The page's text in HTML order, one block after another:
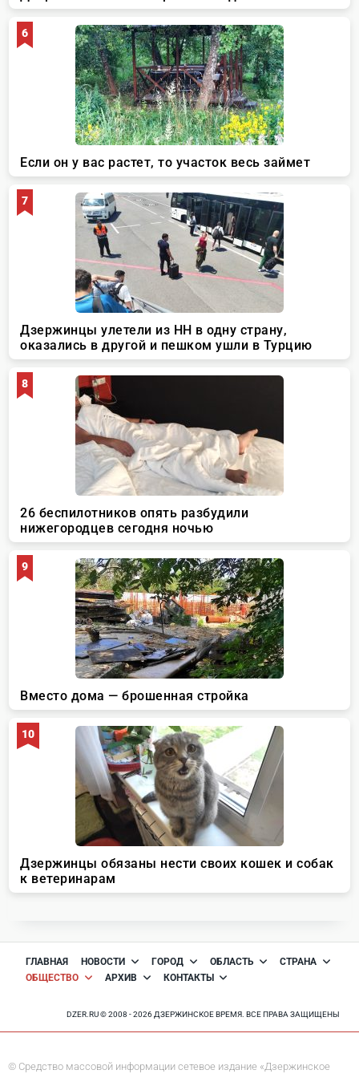
ГЛАВНАЯ НОВОСТИ ГОРОД ОБЛАСТЬ
СТРАНА
ОБЩЕСТВО
АРХИВ КОНТАКТЫ
DZER.RU © 2008 - 2026 ДЗЕРЖИНСКОЕ ВРЕМЯ. ВСЕ ПРАВА ЗАЩИЩЕНЫ
© Средство массовой информации сетевое издание «Дзержинское